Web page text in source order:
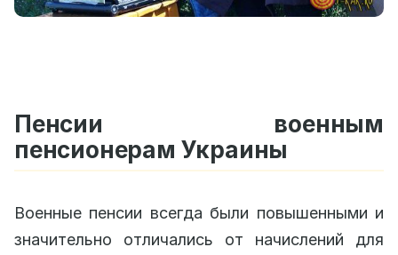
Пенсии военным
пенсионерам Украины
Военные пенсии всегда были повышенными и
значительно отличались от начислений для